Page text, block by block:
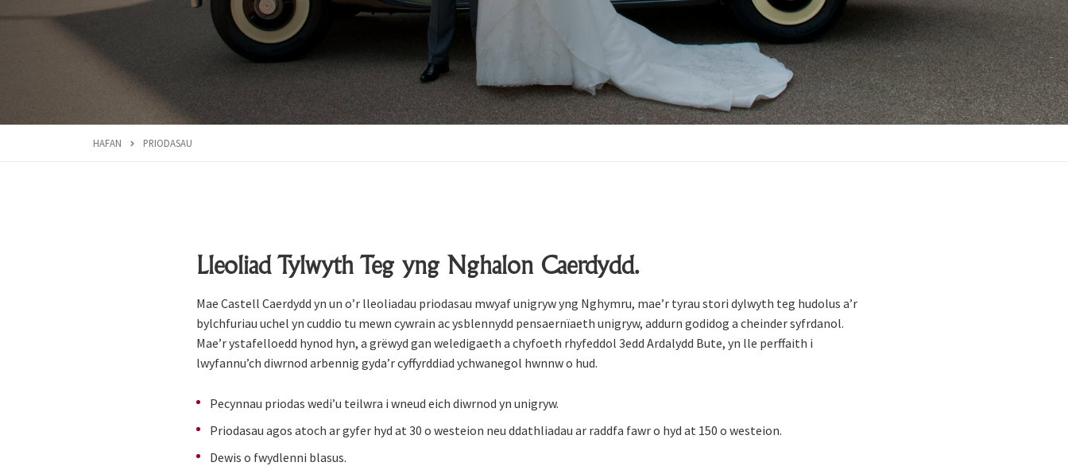
HAFAN PRIODASAU
Lleoliad Tylwyth Teg yng Nghalon Caerdydd.
Mae Castell Caerdydd yn un o’r lleoliadau priodasau mwyaf unigryw yng Nghymru, mae’r tyrau stori dylwyth teg hudolus a’r
bylchfuriau uchel yn cuddio tu mewn cywrain ac ysblennydd pensaernïaeth unigryw, addurn godidog a cheinder syfrdanol.
Mae’r ystafelloedd hynod hyn, a grëwyd gan weledigaeth a chyfoeth rhyfeddol 3edd Ardalydd Bute, yn lle perffaith i
lwyfannu’ch diwrnod arbennig gyda’r cyffyrddiad ychwanegol hwnnw o hud.
Pecynnau priodas wedi’u teilwra i wneud eich diwrnod yn unigryw.
Priodasau agos atoch ar gyfer hyd at 30 o westeion neu ddathliadau ar raddfa fawr o hyd at 150 o westeion.
Dewis o fwydlenni blasus.